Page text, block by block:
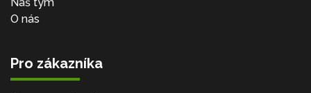
O nás
Pro zákazníka